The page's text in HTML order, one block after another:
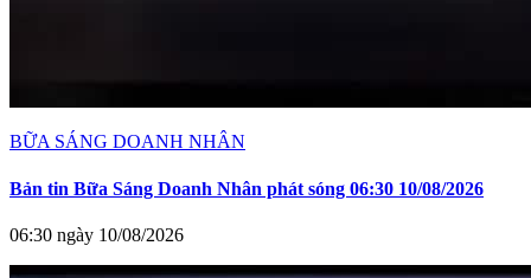
BỮA SÁNG DOANH NHÂN
Bản tin Bữa Sáng Doanh Nhân phát sóng 06:30 10/08/2026
06:30 ngày 10/08/2026